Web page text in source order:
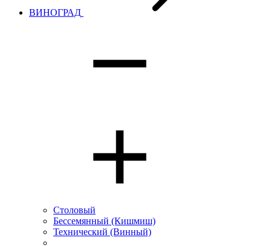
ВИНОГРАД
Столовый
Бессемянный (Кишмиш)
Технический (Винный)